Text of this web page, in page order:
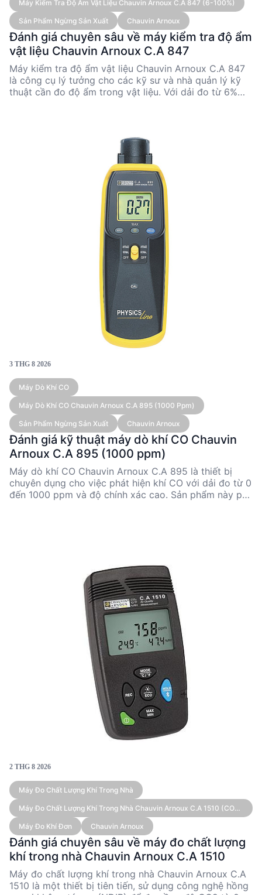
Máy Kiểm Tra Độ Ẩm Vật Liệu Chauvin Arnoux C.A 847 (6-100%)
Sản Phẩm Ngừng Sản Xuất Chauvin Arnoux
Đánh giá chuyên sâu về máy kiểm tra độ ẩm
vật liệu Chauvin Arnoux C.A 847
Máy kiểm tra độ ẩm vật liệu Chauvin Arnoux C.A 847
là công cụ lý tưởng cho các kỹ sư và nhà quản lý kỹ
thuật cần đo độ ẩm trong vật liệu. Với dải đo từ 6%
Được sản xuất tại Đài Loan, máy có kích thước nhỏ
gọn và hoạt động bằng pin 9V, phù hợp cho nhiều ứng
dụng công nghiệp và xây dựng.
3 THG 8 2026
Máy Dò Khí CO
Máy Dò Khí CO Chauvin Arnoux C.A 895 (1000 Ppm)
Sản Phẩm Ngừng Sản Xuất Chauvin Arnoux
Đánh giá kỹ thuật máy dò khí CO Chauvin
Arnoux C.A 895 (1000 ppm)
Máy dò khí CO Chauvin Arnoux C.A 895 là thiết bị
chuyên dụng cho việc phát hiện khí CO với dải đo từ 0
đến 1000 ppm và độ chính xác cao. Sản phẩm này phù
2 THG 8 2026
Máy Đo Chất Lượng Khí Trong Nhà
Máy Đo Chất Lượng Khí Trong Nhà Chauvin Arnoux C.A 1510 (CO2
0~5000 Ppm, -10~60°C, 5~95%RH)
Máy Đo Khí Đơn
Chauvin Arnoux
Đánh giá chuyên sâu về máy đo chất lượng
khí trong nhà Chauvin Arnoux C.A 1510
Máy đo chất lượng khí trong nhà Chauvin Arnoux C.A
1510 là một thiết bị tiên tiến, sử dụng công nghệ hồng